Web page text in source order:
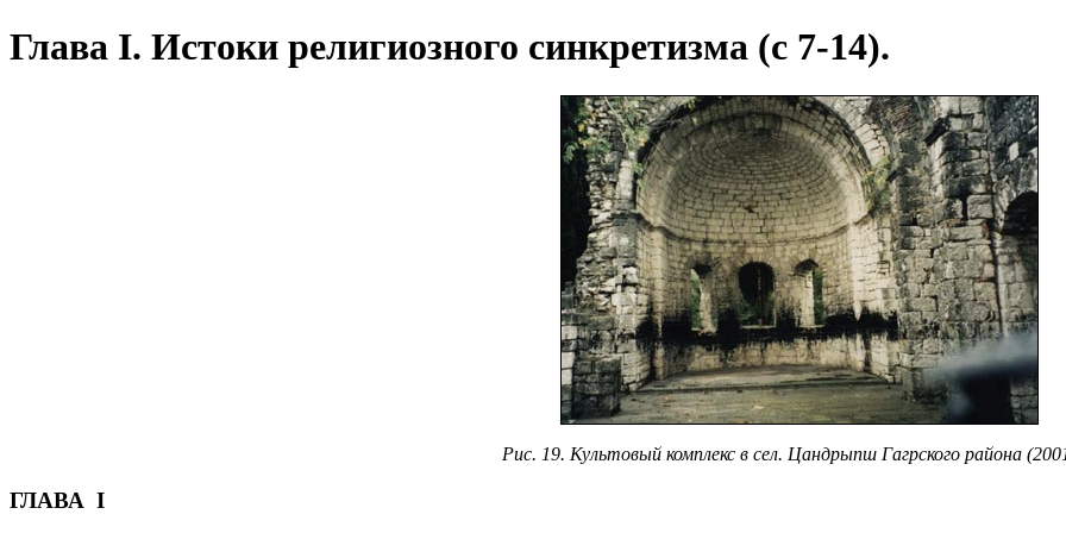
Глава I. Истоки религиозного синкретизма (с 7-14).
Рис. 19. Культовый комплекс в сел. Цандрыпш Гагрского района
ГЛАВА I